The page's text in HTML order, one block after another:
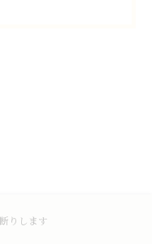
りします